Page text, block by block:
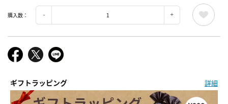
購入数：
ギフトラッピング 詳細